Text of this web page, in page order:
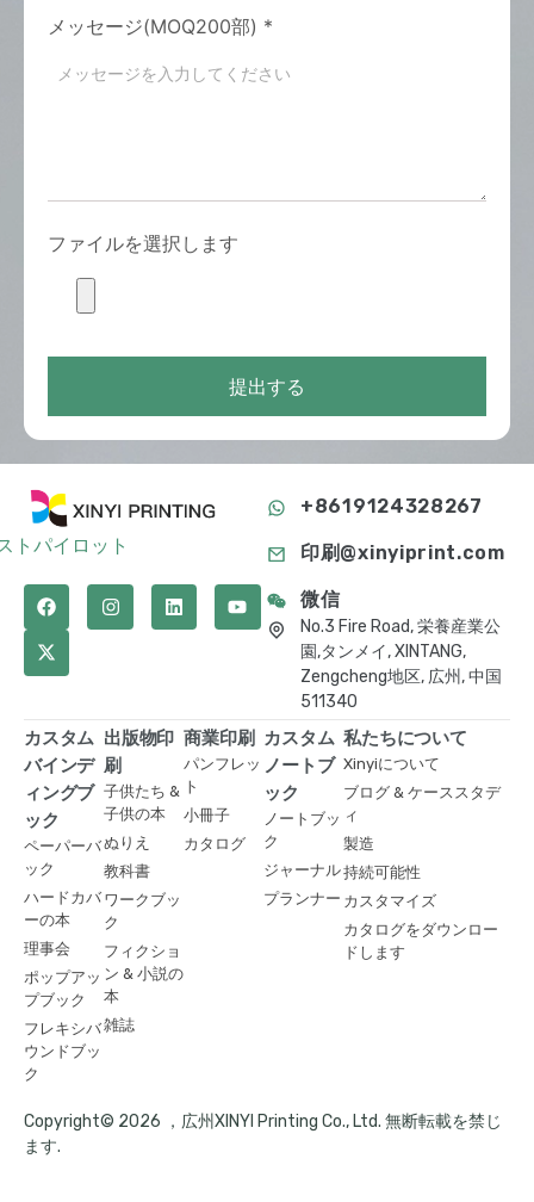
メッセージ(MOQ200部) *
ファイルを選択します
提出する
トパイロット
+8619124328267
印刷@xinyiprint.com
微信
No.3 Fire Road, 栄養産業公
園,タンメイ, XINTANG,
Zengcheng地区, 広州, 中国
511340
カスタム
バインデ
ィングブ
ック
ペーパーバ
ック
ハードカバ
ーの本
理事会
ポップアッ
プブック
フレキシバ
ウンドブッ
ク
出版物印
刷
子供たち &
子供の本
ぬりえ
教科書
ワークブッ
ク
フィクショ
ン & 小説の
本
雑誌
商業印刷
パンフレッ
ト
小冊子
カタログ
カスタム
ノートブ
ック
ノートブッ
ク
ジャーナル
プランナー
私たちについて
Xinyiについて
ブログ & ケーススタデ
ィ
製造
持続可能性
カスタマイズ
カタログをダウンロー
ドします
Copyright© 2026 ，広州XINYI Printing Co., Ltd. 無断転載を禁じ
ます.